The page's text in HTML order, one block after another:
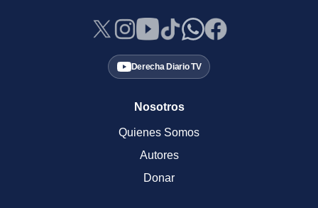
Derecha Diario TV
Nosotros
Quienes Somos
Autores
Donar